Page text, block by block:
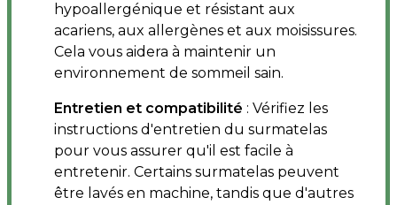
hypoallergénique et résistant aux
acariens, aux allergènes et aux moisissures.
Cela vous aidera à maintenir un
environnement de sommeil sain.
Entretien et compatibilité : Vérifiez les
instructions d'entretien du surmatelas
pour vous assurer qu'il est facile à
entretenir. Certains surmatelas peuvent
être lavés en machine, tandis que d'autres